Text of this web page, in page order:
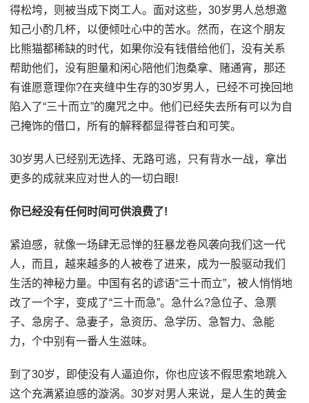
得松垮，则被当成下岗工人。面对这些，30岁男人总想邀
知己小酌几杯，以便倾吐心中的苦水。然而，在这个朋友
比熊猫都稀缺的时代，如果你没有钱借给他们，没有关系
帮助他们，没有胆量和闲心陪他们泡桑拿、赌通宵，那还
有谁愿意理你?在夹缝中生存的30岁男人，已经不可挽回地
陷入了“三十而立”的魔咒之中。他们已经失去所有可以为自
己掩饰的借口，所有的解释都显得苍白和可笑。
30岁男人已经别无选择、无路可逃，只有背水一战，拿出
更多的成就来应对世人的一切白眼!
你已经没有任何时间可供浪费了!
紧迫感，就像一场肆无忌惮的狂暴龙卷风袭向我们这一代
人，而且，越来越多的人被卷了进来，成为一股驱动我们
生活的神秘力量。中国有名的谚语“三十而立”，被人悄悄地
改了一个字，变成了“三十而急”。急什么?急位子、急票
子、急房子、急妻子，急资历、急学历、急智力、急能
力，个中别有一番人生滋味。
到了30岁，即使没有人逼迫你，你也应该不假思索地跳入
这个充满紧迫感的漩涡。30岁对男人来说，是人生的黄金